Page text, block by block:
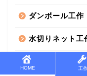
ダンボール工作
水切りネット工
その他工作
HOME 工